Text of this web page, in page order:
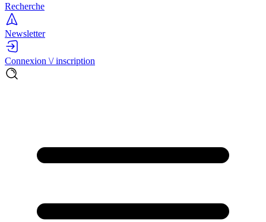
Recherche
Newsletter
Connexion \/ inscription